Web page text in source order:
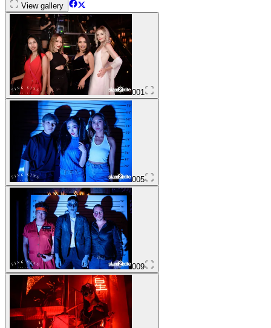
View gallery
001
005
009